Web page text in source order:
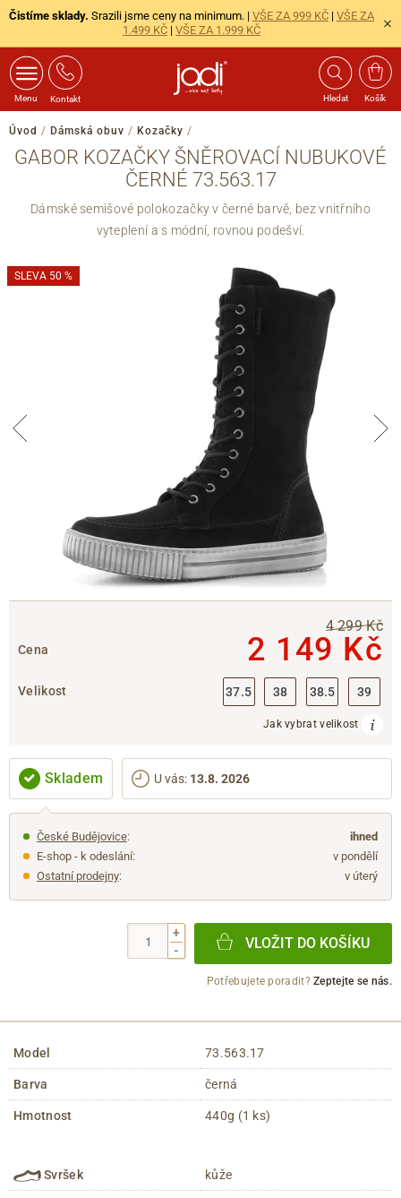
Čistíme sklady. Srazili jsme ceny na minimum. | VŠE ZA 999 KČ | VŠE ZA
1.499 KČ | VŠE ZA 1.999 KČ
Menu Kontakt Hledat Košík
Úvod / Dámská obuv / Kozačky /
GABOR KOZAČKY ŠNĚROVACÍ NUBUKOVÉ
ČERNÉ 73.563.17
Dámské semišové polokozačky v černé barvě, bez vnitřního
vyteplení a s módní, rovnou podešví.
SLEVA 50 %
Cena
4 299 Kč
2 149 Kč
Velikost 37.5 38 38.5 39
Jak vybrat velikost
Skladem U vás: 13.8. 2026
České Budějovice:
ihned
E-shop - k odeslání:
v pondělí
Ostatní prodejny: v úterý
+
-
VLOŽIT DO KOŠÍKU
Potřebujete poradit?Zeptejte se nás.
Model 73.563.17
Barva černá
Hmotnost 440g (1 ks)
Svršek kůže